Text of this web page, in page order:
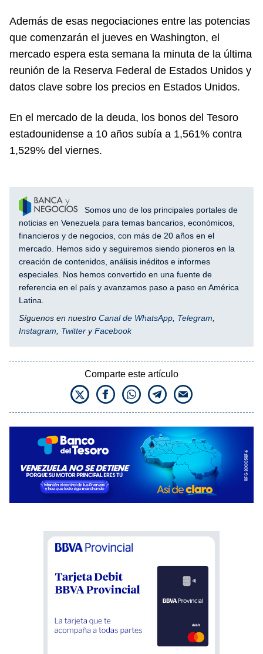
Además de esas negociaciones entre las potencias
que comenzarán el jueves en Washington, el
mercado espera esta semana la minuta de la última
reunión de la Reserva Federal de Estados Unidos y
datos clave sobre los precios en Estados Unidos.
En el mercado de la deuda, los bonos del Tesoro
estadounidense a 10 años subía a 1,561% contra
1,529% del viernes.
Somos uno de los principales portales de
noticias en Venezuela para temas bancarios, económicos,
financieros y de negocios, con más de 20 años en el
mercado. Hemos sido y seguiremos siendo pioneros en la
creación de contenidos, análisis inéditos e informes
especiales. Nos hemos convertido en una fuente de
referencia en el país y avanzamos paso a paso en América
Latina.
Síguenos en nuestro Canal de WhatsApp Telegram
Instagram
Twitter yFacebook
Comparte este artículo